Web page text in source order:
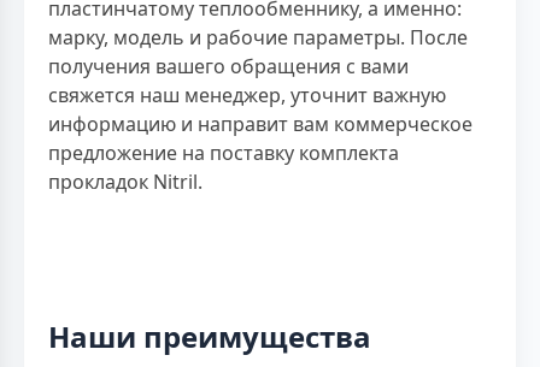
пластинчатому теплообменнику, а именно:
марку, модель и рабочие параметры. После
получения вашего обращения с вами
свяжется наш менеджер, уточнит важную
информацию и направит вам коммерческое
предложение на поставку комплекта
прокладок Nitril.
Наши преимущества